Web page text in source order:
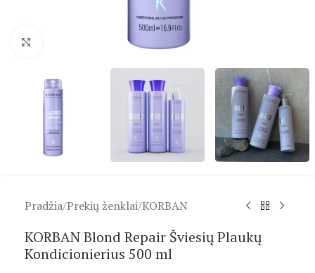
Spustelėkite, kad padidintumėte
Pradžia/Prekių ženklai/KORBAN
KORBAN Blond Repair Šviesių Plaukų
Kondicionierius 500 ml